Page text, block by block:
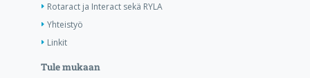
Rotaract ja Interact sekä RYLA
Yhteistyö
Linkit
Tule mukaan